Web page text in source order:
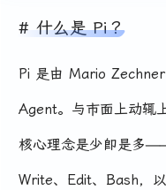
什么是 Pi？
Pi 是由 Mario
Agent。与市面上动辄
核心理念是少即是多
Write、Edit、Bash，